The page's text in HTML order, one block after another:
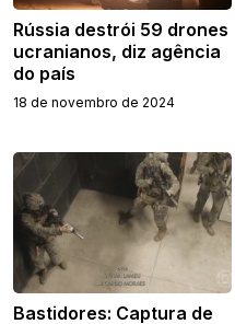
Rússia destrói 59 drones
ucranianos, diz agência
do país
18 de novembro de 2024
Bastidores: Captura de